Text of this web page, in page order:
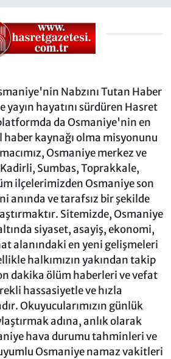
Nabzını Tutan Haber
yayın hayatını sürdüren Hasret
da Osmaniye'nin en
haber kaynağı olma misyonunu
Osmaniye merkez ve
Sumbas, Toprakkale,
ilçelerimizden Osmaniye son
anında ve tarafsız bir şekilde
Sitemizde, Osmaniye
siyaset, asayiş, ekonomi,
alanındaki en yeni gelişmeleri
halkımızın yakından takip
dakika ölüm haberleri ve vefat
hassasiyetle ve hızla
Okuyucularımızın günlük
adına, anlık olarak
hava durumu tahminleri ve
Osmaniye namaz vakitleri